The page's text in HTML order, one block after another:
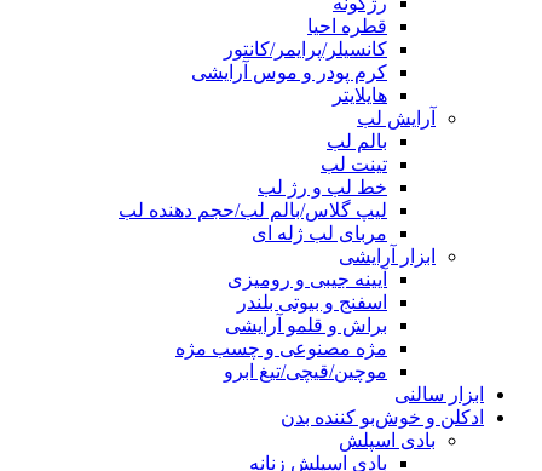
قطره احیا
کانسیلر/پرایمر/کانتور
کرم پودر و موس آرایشی
هایلایتر
آرایش لب
بالم لب
تینت لب
خط لب و رژ لب
لیپ گلاس/بالم لب/حجم دهنده لب
مربای لب ژله ای
ابزار آرایشی
آیینه جیبی و رومیزی
اسفنج و بیوتی بلندر
براش و قلمو آرایشی
مژه مصنوعی و چسب مژه
موچین/قیچی/تیغ ابرو
ابزار سالنی
ادکلن و خوش‌بو کننده بدن
بادی اسپلش
بادی اسپلش زنانه